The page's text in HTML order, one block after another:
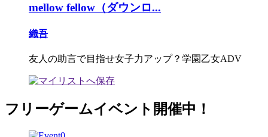
mellow fellow（ダウンロ...
織吾
友人の助言で目指せ女子力アップ？学園乙女ADV
フリーゲームイベント開催中！